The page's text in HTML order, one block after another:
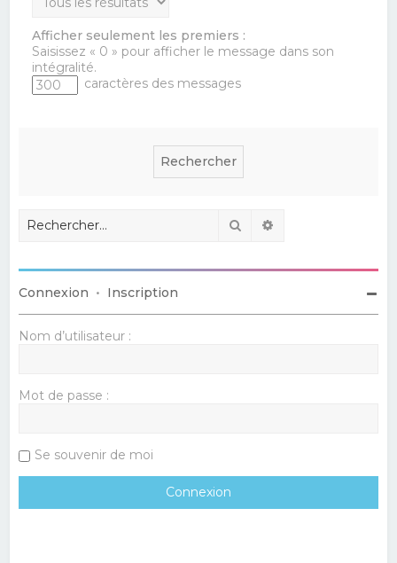
Afficher seulement les premiers :
Saisissez « 0 » pour afficher le message dans son
intégralité.
caractères des messages
Rechercher
Connexion • Inscription
Nom d’utilisateur :
Mot de passe :
Se souvenir de moi